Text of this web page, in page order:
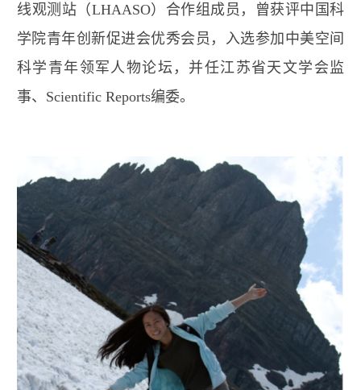
线观测站（LHAASO）合作组成员，曾获评中国科
学院青年创新促进会优秀会员，入选参加中美空间
科学青年领军人物论坛，并任江苏省天文学会监
事、 Scientific Reports编委。